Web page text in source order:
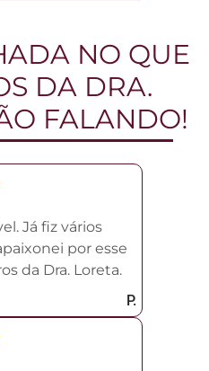
NO QUE
DA DRA.
FALANDO!
Já fiz vários
por esse
da Dra. Loreta.
P.